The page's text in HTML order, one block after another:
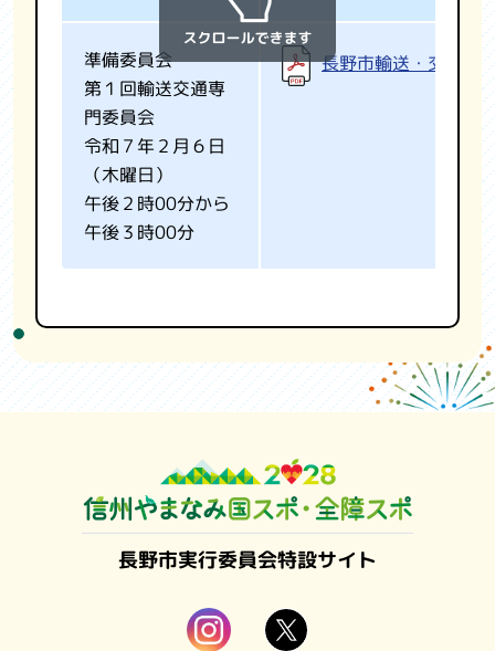
準備委員会
第１回輸送交通専
門委員会
令和７年２月６日
（木曜日）
午後２時00分から
午後３時00分
長野市輸送・交通基
長野市実行委員会特設サイト